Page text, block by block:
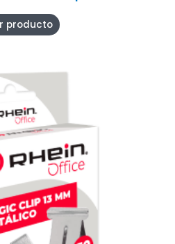
producto